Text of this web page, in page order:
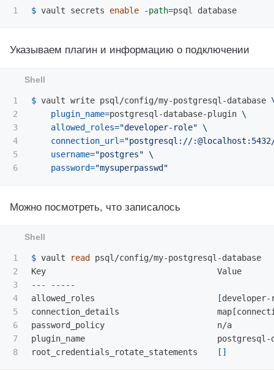
$ vault secrets enable -path=
Указываем плагин и информацию о подключении
1
2
3
4
5
$ vault write psql/config/my-postgresql-database
plugin_name=postgresql-database-plugin \
allowed_roles="developer-role" \
connection_url="postgresql://
username="postgres" \
password="mysuperpasswd"
Можно посмотреть, что записалось
1
2
3
4
5
6
7
$ vault read psql/config/my-postgresql-database
---
-----
allowed_roles
[
connection_details
password_policy                       n/a
plugin_name                           postgresql-
root_credentials_rotate_statements
[]